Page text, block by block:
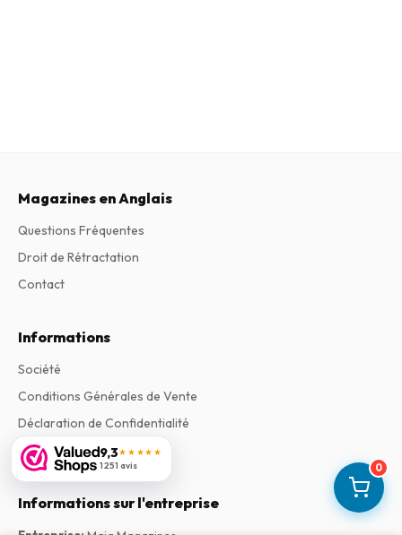
0
9,3★★★★★
1 251 avis
Magazines en Anglais
Questions Fréquentes
Droit de Rétractation
Contact
Informations
Société
Conditions Générales de Vente
Déclaration de Confidentialité
Les Plaintes
Informations sur l'entreprise